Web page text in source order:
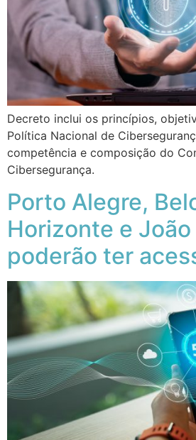
Decreto inclui os princípios,
Política Nacional de
competência e composição do
Cibersegurança.
Porto Alegre,
Horizonte e João
poderão ter